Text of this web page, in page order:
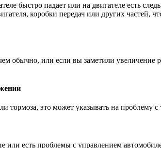
быстро падает или на двигателе есть
коробки передач или других частей,
обычно, или если вы заметили увеличение
тормоза, это может указывать на
или есть проблемы с управлением